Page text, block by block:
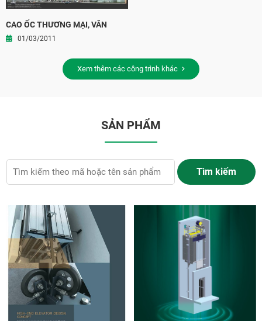
CAO ỐC THƯƠNG MẠI, VĂN
PHÒNG VÀ CĂN HỘ LONG
01/03/2011
Xem thêm các công trình khác
SẢN PHẨM
Tìm kiếm